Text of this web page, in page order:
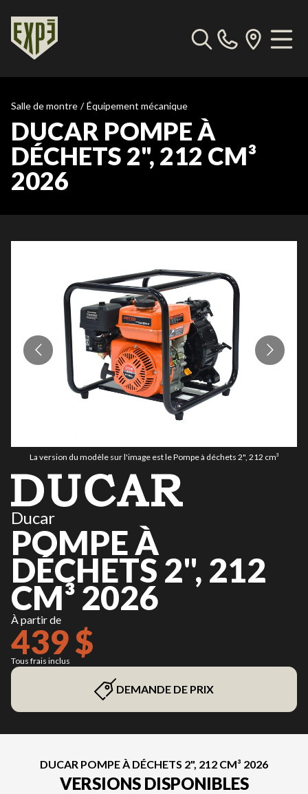
Salle de montre / Équipement mécanique
DUCAR POMPE À
DÉCHETS 2", 212 CM³
2026
La version du modèle sur l'image est le Pompe à déchets 2", 212 cm³
Ducar
POMPE À
DÉCHETS 2", 212
CM³ 2026
À partir de
439 $
Tous frais inclus
DEMANDE DE PRIX
DUCAR POMPE À DÉCHETS 2", 212 CM³ 2026
VERSIONS DISPONIBLES